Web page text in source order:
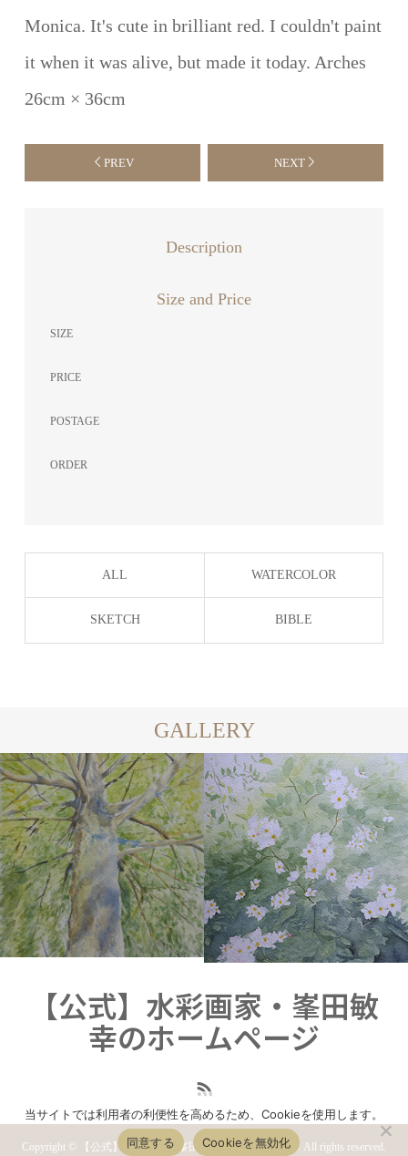
Monica. It's cute in brilliant red. I couldn't paint
it when it was alive, but made it today. Arches
26cm × 36cm
PREV NEXT
Description
Size and Price
SIZE
PRICE
POSTAGE
ORDER
ALL WATERCOLOR
SKETCH BIBLE
GALLERY
WATERCOLOR
【公式】水彩画家・峯田敏
幸のホームページ
Copyright © 【公式】水彩画家・峯田敏幸のホームページ. All rights reserved.
当サイトでは利用者の利便性を高めるため、Cookieを使用します。
同意する
Cookieを無効化